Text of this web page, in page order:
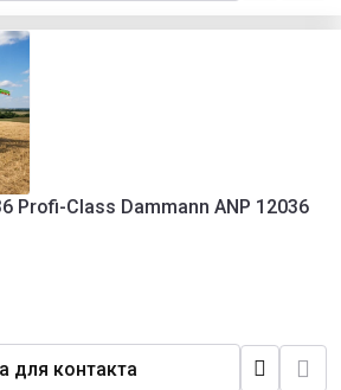
Profi-Class Dammann ANP 12036
для контакта